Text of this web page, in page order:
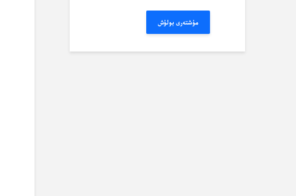
مۇشتەرى بولۇش